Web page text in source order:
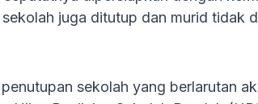
juga ditutup dan murid tidak
sekolah yang berlarutan